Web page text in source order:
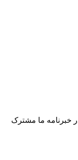
خبرنامه ما مشترک